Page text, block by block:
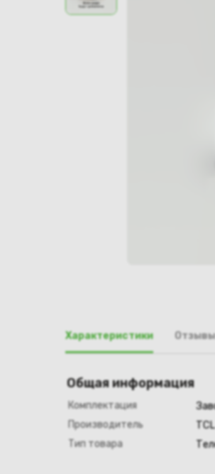
Характеристики
Общая информация
Комплектация
Производитель
TCL
Тип товара